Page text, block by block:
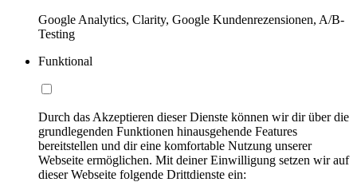
Google Analytics, Clarity, Google Kundenrezensionen, A/B-
Testing
Funktional
Durch das Akzeptieren dieser Dienste können wir dir über die
grundlegenden Funktionen hinausgehende Features
bereitstellen und dir eine komfortable Nutzung unserer
Webseite ermöglichen. Mit deiner Einwilligung setzen wir auf
dieser Webseite folgende Drittdienste ein: